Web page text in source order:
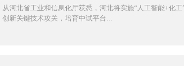
从河北省工业和信息化厅获悉，河北将实施“人工智能+化
创新关键技术攻关，培育中试平台...